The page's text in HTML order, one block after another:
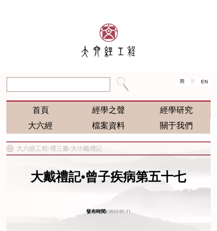
简 繁 EN
首頁 經學之聲
經學研究
大六經
檔案資料 關于我們
大六經工程/禮三書/大小戴禮記
大戴禮記•曾子疾病第五十七
發布時間:2022-07-11